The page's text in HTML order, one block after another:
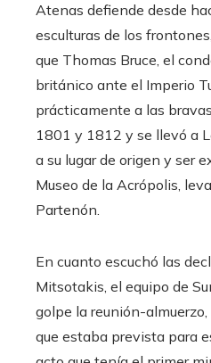
Atenas defiende desde
esculturas de los
que Thomas Bruce, el
británico ante el Imperio
prácticamente a las
1801 y 1812 y se llevó a
a su lugar de origen y ser
Museo de la Acrópolis,
Partenón.
En cuanto escuchó las
Mitsotakis, el equipo de
golpe la reunión-
que estaba prevista para